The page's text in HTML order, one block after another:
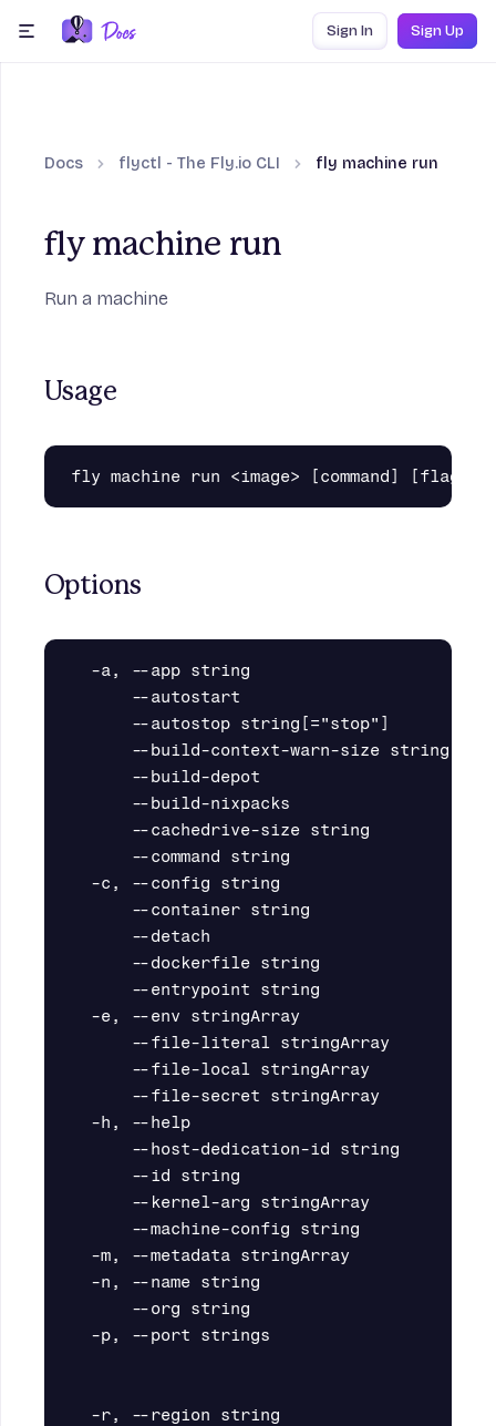
Skip to content
Sign In Sign Up
Docs flyctl - The Fly.io CLI fly machine run
fly machine run
Run a machine
Usage
Options
-a, --app string
--autostart
--autostop string[="stop"]
--build-context-warn-size string
--build-depot
--build-nixpacks
--cachedrive-size string
--command string
-c, --config string
--container string
--detach
--dockerfile string
--entrypoint string
-e, --env stringArray
--file-literal stringArray
--file-local stringArray
--file-secret stringArray
-h, --help
--host-dedication-id string
--id string
--kernel-arg stringArray
--machine-config string
-m, --metadata stringArray
-n, --name string
--org string
-p, --port strings
-r, --region string